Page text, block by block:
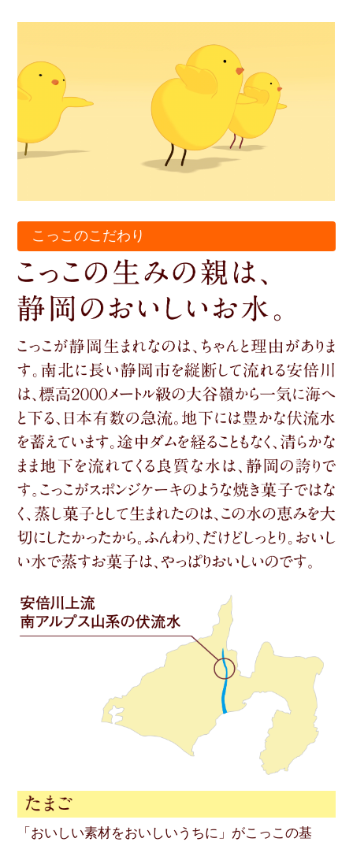
こっこのこだわり
「おいしい素材をおいしいうちに」がこっこの基